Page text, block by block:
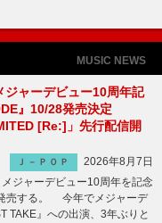
MUSIC NEWS
ャーデビュー10周年記
』10/28発売決定
[Re:]」先行配信開
Ｊ－ＰＯＰ
2026年8月7日
ジャーデビュー10周年を記念
売する。 今年でメジャーデ
TAKE』への出演、3年ぶりと